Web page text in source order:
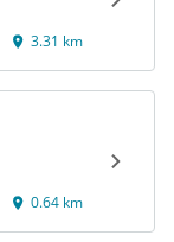
3.31 km
0.64 km